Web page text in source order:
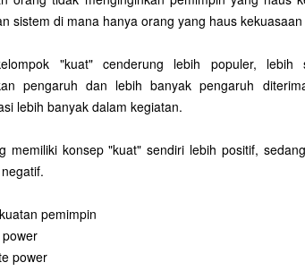
sistem di mana hanya orang yang haus
"kuat" cenderung lebih populer, lebih
pengaruh dan lebih banyak pengaruh
lebih banyak dalam kegiatan.
memiliki konsep "kuat" sendiri lebih positif,
pemimpin
power